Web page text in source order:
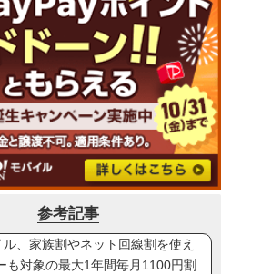
参考記事
ル、家族割やネット回線割を使え
も対象の最大1年間毎月1100円割